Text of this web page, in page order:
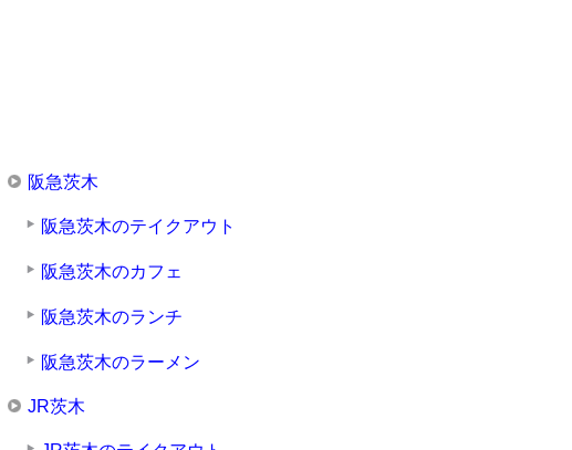
阪急茨木
阪急茨木のテイクアウト
阪急茨木のカフェ
阪急茨木のランチ
阪急茨木のラーメン
JR茨木